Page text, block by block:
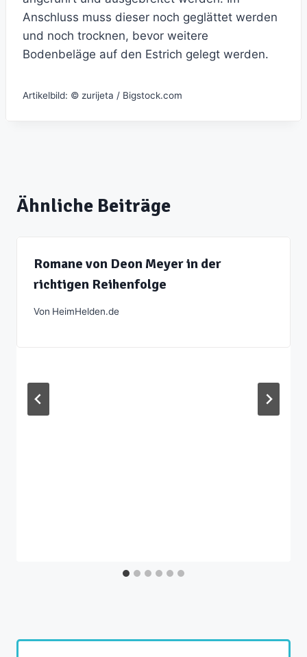
Anschluss muss dieser noch geglättet werden
und noch trocknen, bevor weitere
Bodenbeläge auf den Estrich gelegt werden.
Artikelbild: © zurijeta / Bigstock.com
Ähnliche Beiträge
Romane von Deon Meyer in der
richtigen Reihenfolge
Von HeimHelden.de